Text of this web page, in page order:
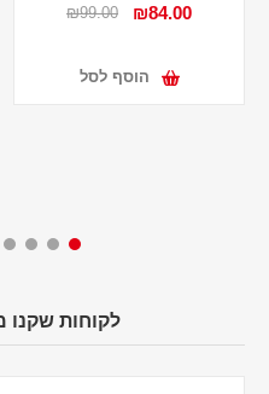
₪84.00
₪99.00
הוסף לסל
לקוחות שקנו